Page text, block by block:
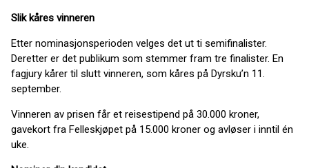
Slik kåres vinneren
Etter nominasjonsperioden velges det ut ti semifinalister.
Deretter er det publikum som stemmer fram tre finalister. En
fagjury kårer til slutt vinneren, som kåres på Dyrsku’n 11.
september.
Vinneren av prisen får et reisestipend på 30.000 kroner,
gavekort fra Felleskjøpet på 15.000 kroner og avløser i inntil én
uke.